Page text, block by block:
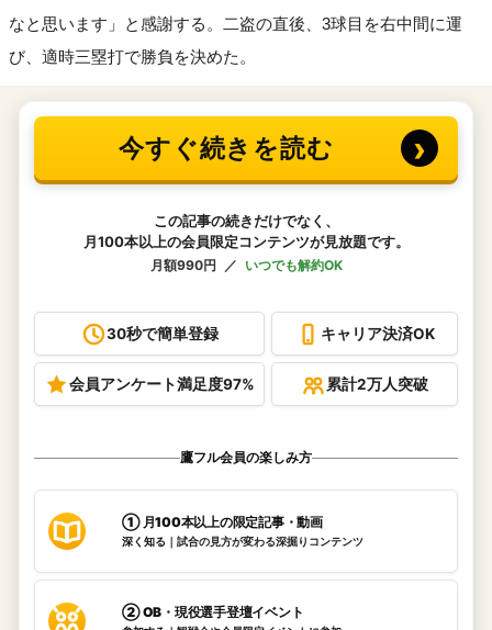
なと思います」と感謝する。二盗の直後、3球目を右中間に運
び、適時三塁打で勝負を決めた。